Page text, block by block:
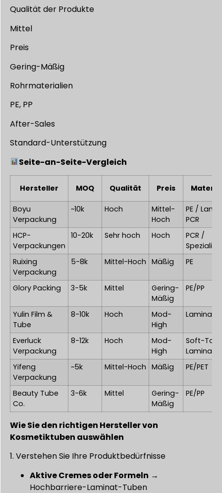
Qualität der Produkte
Mittel
Preis
Gering-Mäßig
Rohrmaterialien
PE, PP
After-Sales
Standard-Unterstützung
Seite-an-Seite-Vergleich
Hersteller MOQ Qualität Preis
Boyu
Verpackung
~10k Hoch
Mittel-
Hoch
PE /
PCR
HCP-
Verpackungen
10-20k Sehr hoch Hoch
PCR /
Ruixing
Verpackung
5-8k Mittel-Hoch Mäßig PE
Glory Packing 3-5k Mittel
Gering-
Mäßig
PE/PP
Yulin Film &
Tube
8-10k Hoch
Mod-
High
Laminat-
Everluck
Verpackung
8-12k Hoch
Mod-
High
Soft-
Laminat
Yifeng
Verpackung
~5k Mittel-Hoch Mäßig PE/PET
Beauty Tube
Co.
3-6k Mittel
Gering-
Mäßig
PE/PP
Wie Sie den richtigen Hersteller von
Kosmetiktuben auswählen
1. Verstehen Sie Ihre Produktbedürfnisse
Aktive Cremes oder Formeln →
Hochbarriere-Laminat-Tuben